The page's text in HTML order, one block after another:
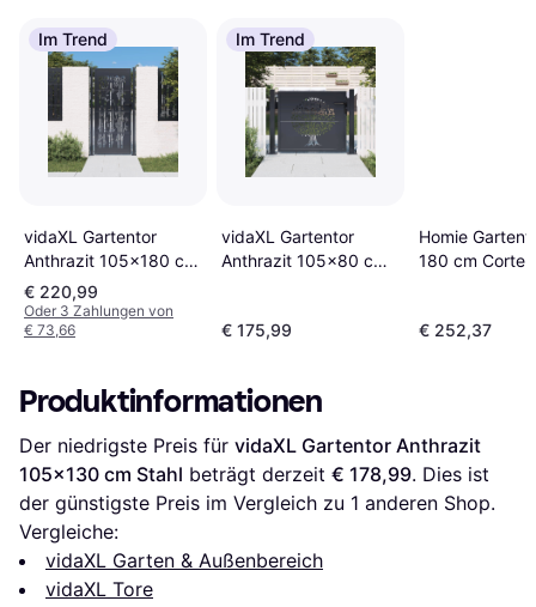
Im Trend
vidaXL Gartentor
Anthrazit 105x180 cm
Stahl Bambus-Design
€ 220,99
Oder 3 Zahlungen von
€ 73,66
Im Trend
vidaXL Gartentor
Anthrazit 105x80 cm
€ 175,99
Homie
180 cm
€ 252,37
Produktinformationen
Der niedrigste Preis für vidaXL Gartentor Anthrazit
105x130 cm Stahl beträgt derzeit € 178,99. Dies ist
der günstigste Preis im Vergleich zu 1 anderen Shop.
Vergleiche:
vidaXL Garten & Außenbereich
vidaXL Tore